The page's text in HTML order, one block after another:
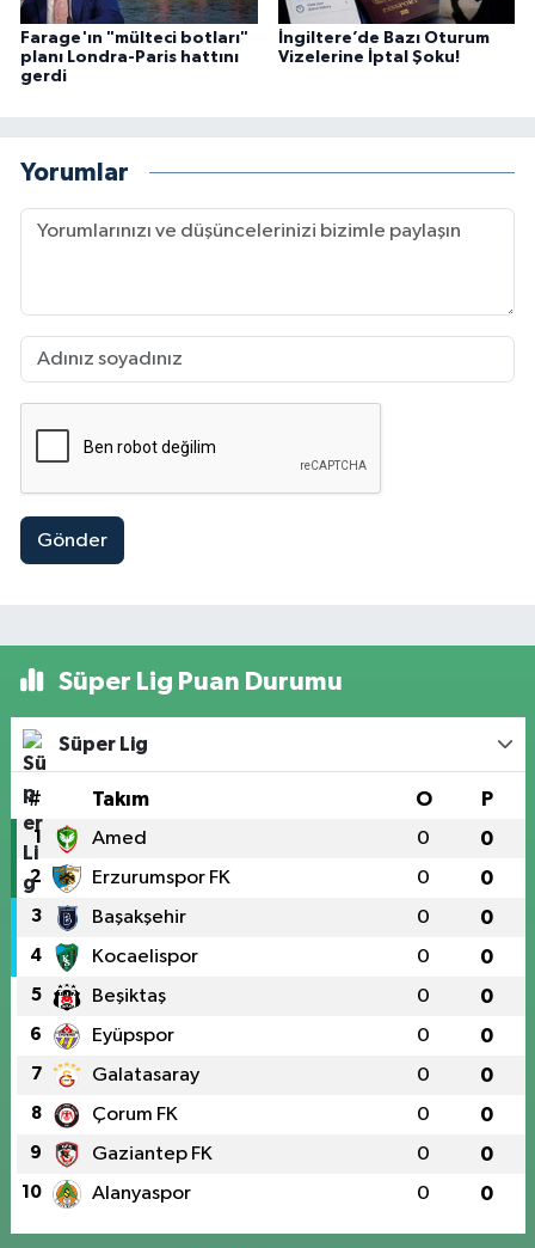
Farage'ın "mülteci botları"
planı Londra-Paris hattını
gerdi
İngiltere’de Bazı Oturum
Vizelerine İptal Şoku!
Yorumlar
Gönder
Süper Lig Puan Durumu
Süper Lig
# Takım O P
1 Amed 0 0
2 Erzurumspor FK 0 0
3 Başakşehir 0 0
4 Kocaelispor 0 0
5 Beşiktaş 0 0
6 Eyüpspor 0 0
7 Galatasaray 0 0
8 Çorum FK 0 0
9 Gaziantep FK 0 0
10 Alanyaspor 0 0